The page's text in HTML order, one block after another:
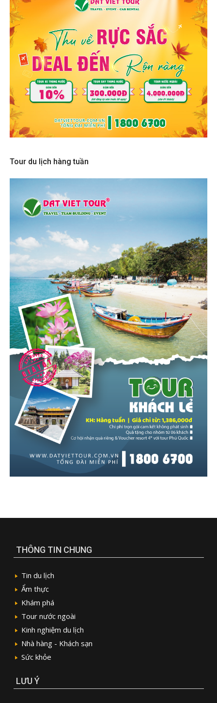
Tour du lịch hàng tuần
THÔNG TIN CHUNG
Tin du lịch
Ẩm thực
Khám phá
Tour nước ngoài
Kinh nghiệm du lịch
Nhà hàng - Khách sạn
Sức khỏe
LƯU Ý